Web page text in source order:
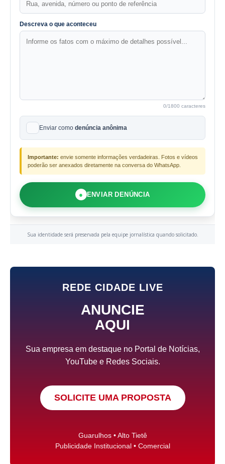
Descreva o que aconteceu
0/1800 caracteres
Enviar como denúncia anônima
Importante: envie somente informações verdadeiras. Fotos e vídeos
poderão ser anexados diretamente na conversa do WhatsApp.
● ENVIAR DENÚNCIA
Sua identidade será preservada pela equipe jornalística quando solicitado.
REDE CIDADE LIVE
ANUNCIE
AQUI
Sua empresa em destaque no Portal de Notícias,
YouTube e Redes Sociais.
SOLICITE UMA PROPOSTA
Guarulhos • Alto Tietê
Publicidade Institucional • Comercial